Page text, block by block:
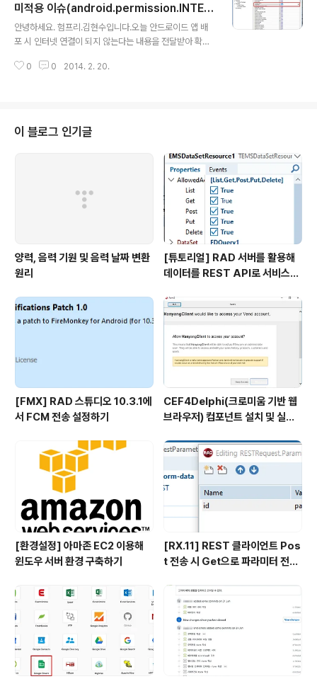
store/apps/details?id=com.thierrylaborde.Fmx
Time
미적용 이슈(android.permission.INTER
NET)
안녕하세요. 험프리.김현수입니다.오늘 안드로이드 앱 배
포 시 인터넷 연결이 되지 않는다는 내용을 전달받아 확인
인터넷 사용 권한이 환경파일(AndroidManifest.xml)에
해서는 Target platform을 Android로 선택 후 Config
uration을 Application Store로 선택 해야 합니다.(Buil
d Configurations도 Release로 선택해야 디버깅에 관
련된 코드가 포함되지 않아 앱의 용량이 줄어듭니다.) 위와
0 0 2014. 2. 20.
이 블로그 인기글
양력, 음력 기원 및 음력 날짜 변환
원리
[튜토리얼] RAD 서버를 활용해
데이터를 REST API로 서비스하
[FMX] RAD 스튜디오 10.3.1에
서 FCM 전송 설정하기
CEF4Delphi(크로미움 기반 웹
브라우저) 컴포넌트 설치 및 실행
[환경설정] 아마존 EC2 이용해
윈도우 서버 환경 구축하기
[RX.11] REST 클라이언트 Pos
t 전송 시 Get으로 파라미터 전송